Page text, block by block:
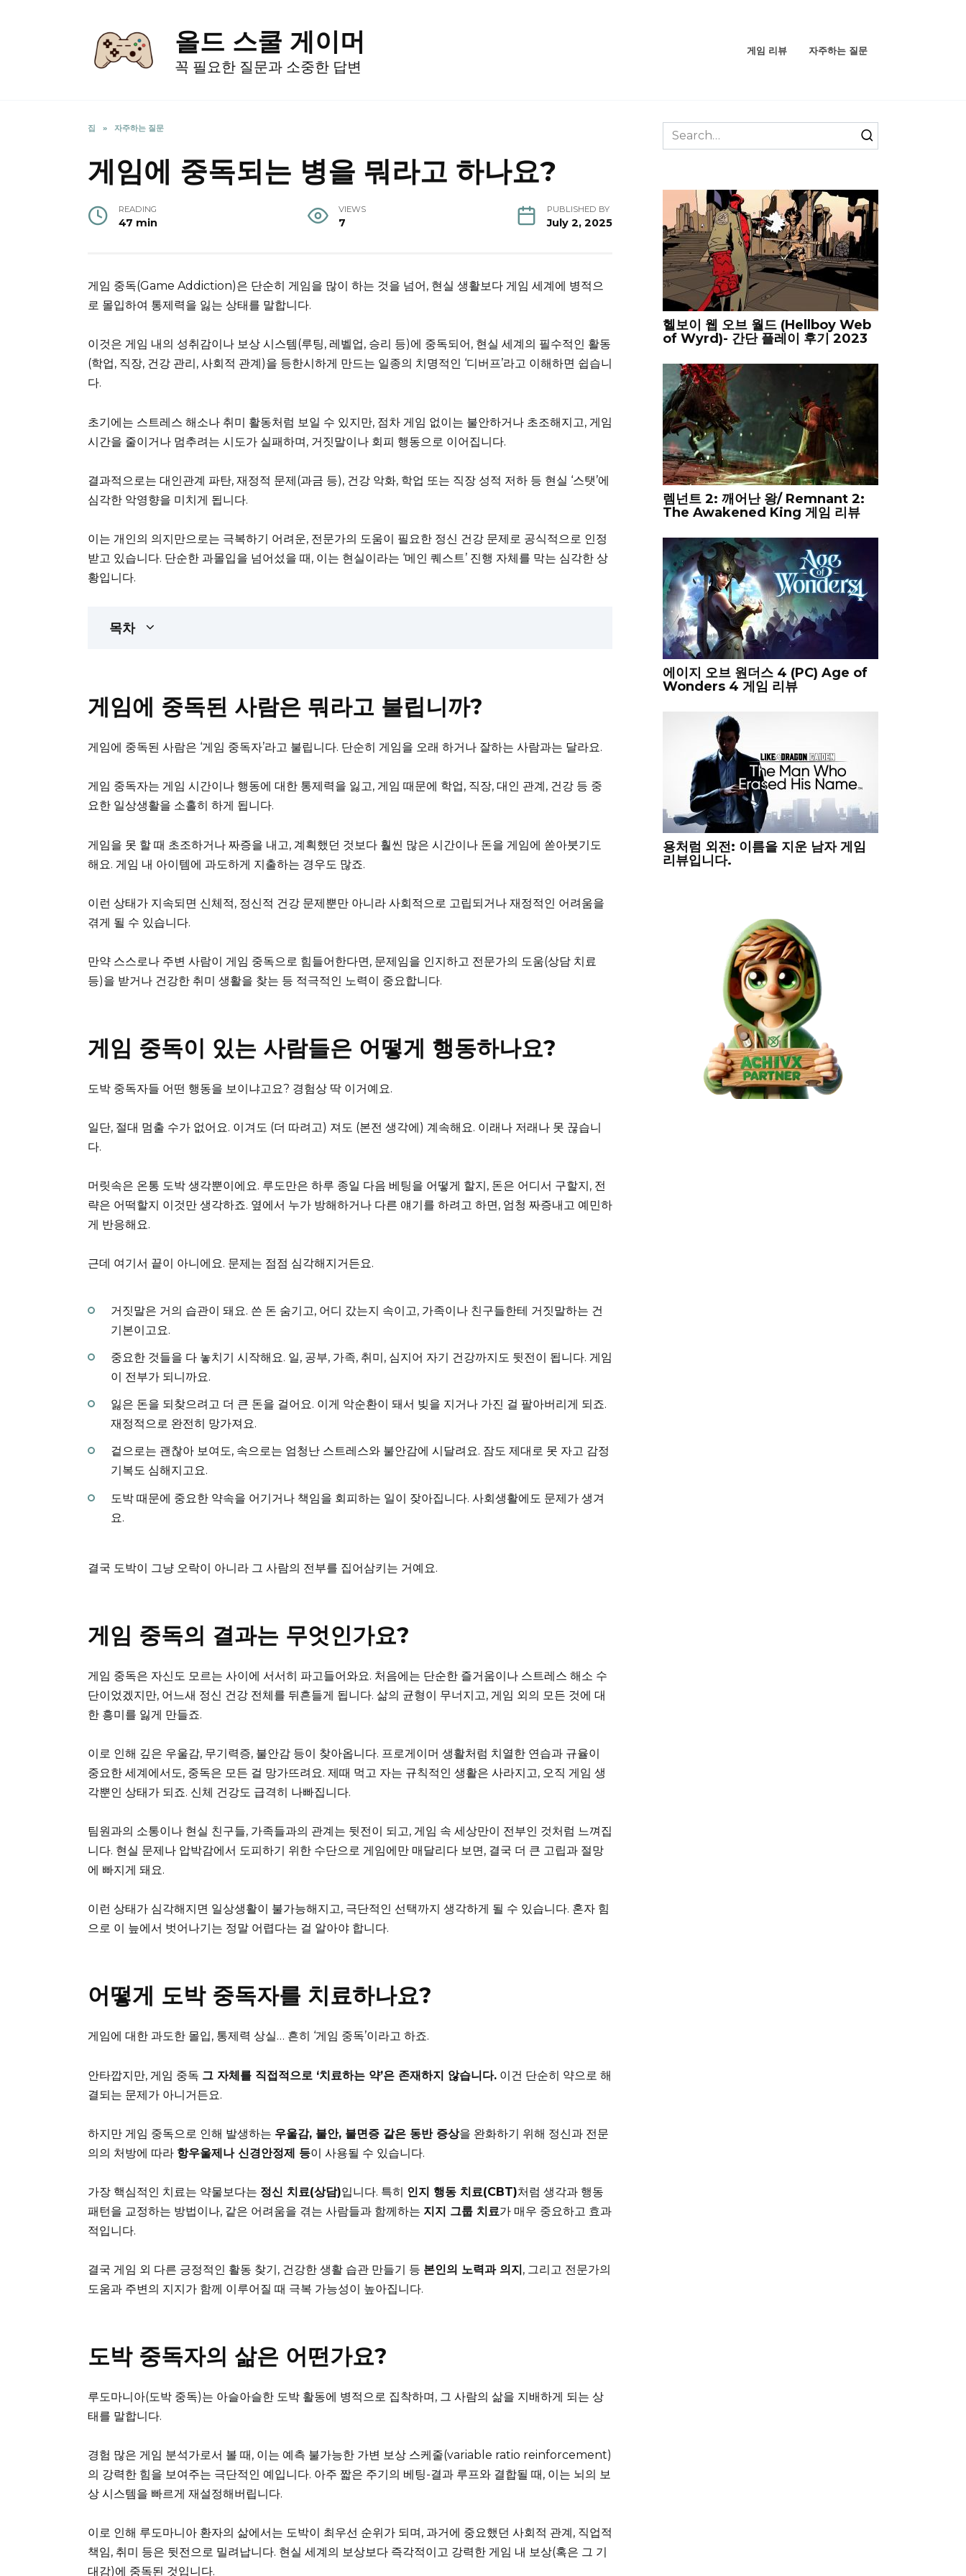
올드 스쿨 게이머
꼭 필요한 질문과 소중한 답변
게임 리뷰 자주하는 질문
집 » 자주하는 질문
게임에 중독되는 병을 뭐라고 하나요?
READING
47 min
VIEWS
7
PUBLISHED BY
July 2, 2025
게임 중독(Game Addiction)은 단순히 게임을 많이 하는 것을 넘어, 현실 생활보다 게임 세계에 병적으
로 몰입하여 통제력을 잃는 상태를 말합니다.
이것은 게임 내의 성취감이나 보상 시스템(루팅, 레벨업, 승리 등)에 중독되어, 현실 세계의 필수적인 활동
(학업, 직장, 건강 관리, 사회적 관계)을 등한시하게 만드는 일종의 치명적인 ‘디버프’라고 이해하면 쉽습니
다.
초기에는 스트레스 해소나 취미 활동처럼 보일 수 있지만, 점차 게임 없이는 불안하거나 초조해지고, 게임
시간을 줄이거나 멈추려는 시도가 실패하며, 거짓말이나 회피 행동으로 이어집니다.
결과적으로는 대인관계 파탄, 재정적 문제(과금 등), 건강 악화, 학업 또는 직장 성적 저하 등 현실 ‘스탯’에
심각한 악영향을 미치게 됩니다.
이는 개인의 의지만으로는 극복하기 어려운, 전문가의 도움이 필요한 정신 건강 문제로 공식적으로 인정
받고 있습니다. 단순한 과몰입을 넘어섰을 때, 이는 현실이라는 ‘메인 퀘스트’ 진행 자체를 막는 심각한 상
황입니다.
목차
게임에 중독된 사람은 뭐라고 불립니까?
게임에 중독된 사람은 ‘게임 중독자’라고 불립니다. 단순히 게임을 오래 하거나 잘하는 사람과는 달라요.
게임 중독자는 게임 시간이나 행동에 대한 통제력을 잃고, 게임 때문에 학업, 직장, 대인 관계, 건강 등 중
요한 일상생활을 소홀히 하게 됩니다.
게임을 못 할 때 초조하거나 짜증을 내고, 계획했던 것보다 훨씬 많은 시간이나 돈을 게임에 쏟아붓기도
해요. 게임 내 아이템에 과도하게 지출하는 경우도 많죠.
이런 상태가 지속되면 신체적, 정신적 건강 문제뿐만 아니라 사회적으로 고립되거나 재정적인 어려움을
겪게 될 수 있습니다.
만약 스스로나 주변 사람이 게임 중독으로 힘들어한다면, 문제임을 인지하고 전문가의 도움(상담 치료
등)을 받거나 건강한 취미 생활을 찾는 등 적극적인 노력이 중요합니다.
게임 중독이 있는 사람들은 어떻게 행동하나요?
도박 중독자들 어떤 행동을 보이냐고요? 경험상 딱 이거예요.
일단, 절대 멈출 수가 없어요. 이겨도 (더 따려고) 져도 (본전 생각에) 계속해요. 이래나 저래나 못 끊습니
다.
머릿속은 온통 도박 생각뿐이에요. 루도만은 하루 종일 다음 베팅을 어떻게 할지, 돈은 어디서 구할지, 전
략은 어떡할지 이것만 생각하죠. 옆에서 누가 방해하거나 다른 얘기를 하려고 하면, 엄청 짜증내고 예민하
게 반응해요.
근데 여기서 끝이 아니에요. 문제는 점점 심각해지거든요.
거짓말은 거의 습관이 돼요. 쓴 돈 숨기고, 어디 갔는지 속이고, 가족이나 친구들한테 거짓말하는 건
기본이고요.
중요한 것들을 다 놓치기 시작해요. 일, 공부, 가족, 취미, 심지어 자기 건강까지도 뒷전이 됩니다. 게임
이 전부가 되니까요.
잃은 돈을 되찾으려고 더 큰 돈을 걸어요. 이게 악순환이 돼서 빚을 지거나 가진 걸 팔아버리게 되죠.
재정적으로 완전히 망가져요.
겉으로는 괜찮아 보여도, 속으로는 엄청난 스트레스와 불안감에 시달려요. 잠도 제대로 못 자고 감정
기복도 심해지고요.
도박 때문에 중요한 약속을 어기거나 책임을 회피하는 일이 잦아집니다. 사회생활에도 문제가 생겨
요.
결국 도박이 그냥 오락이 아니라 그 사람의 전부를 집어삼키는 거예요.
게임 중독의 결과는 무엇인가요?
게임 중독은 자신도 모르는 사이에 서서히 파고들어와요. 처음에는 단순한 즐거움이나 스트레스 해소 수
단이었겠지만, 어느새 정신 건강 전체를 뒤흔들게 됩니다. 삶의 균형이 무너지고, 게임 외의 모든 것에 대
한 흥미를 잃게 만들죠.
이로 인해 깊은 우울감, 무기력증, 불안감 등이 찾아옵니다. 프로게이머 생활처럼 치열한 연습과 규율이
중요한 세계에서도, 중독은 모든 걸 망가뜨려요. 제때 먹고 자는 규칙적인 생활은 사라지고, 오직 게임 생
각뿐인 상태가 되죠. 신체 건강도 급격히 나빠집니다.
팀원과의 소통이나 현실 친구들, 가족들과의 관계는 뒷전이 되고, 게임 속 세상만이 전부인 것처럼 느껴집
니다. 현실 문제나 압박감에서 도피하기 위한 수단으로 게임에만 매달리다 보면, 결국 더 큰 고립과 절망
에 빠지게 돼요.
이런 상태가 심각해지면 일상생활이 불가능해지고, 극단적인 선택까지 생각하게 될 수 있습니다. 혼자 힘
으로 이 늪에서 벗어나기는 정말 어렵다는 걸 알아야 합니다.
어떻게 도박 중독자를 치료하나요?
게임에 대한 과도한 몰입, 통제력 상실… 흔히 ‘게임 중독’이라고 하죠.
안타깝지만, 게임 중독 그 자체를 직접적으로 ‘치료하는 약’은 존재하지 않습니다. 이건 단순히 약으로 해
결되는 문제가 아니거든요.
하지만 게임 중독으로 인해 발생하는 우울감, 불안, 불면증 같은 동반 증상을 완화하기 위해 정신과 전문
의의 처방에 따라 항우울제나 신경안정제 등이 사용될 수 있습니다.
가장 핵심적인 치료는 약물보다는 정신 치료(상담)입니다. 특히 인지 행동 치료(CBT)처럼 생각과 행동
패턴을 교정하는 방법이나, 같은 어려움을 겪는 사람들과 함께하는 지지 그룹 치료가 매우 중요하고 효과
적입니다.
결국 게임 외 다른 긍정적인 활동 찾기, 건강한 생활 습관 만들기 등 본인의 노력과 의지, 그리고 전문가의
도움과 주변의 지지가 함께 이루어질 때 극복 가능성이 높아집니다.
도박 중독자의 삶은 어떤가요?
루도마니아(도박 중독)는 아슬아슬한 도박 활동에 병적으로 집착하며, 그 사람의 삶을 지배하게 되는 상
태를 말합니다.
경험 많은 게임 분석가로서 볼 때, 이는 예측 불가능한 가변 보상 스케줄(variable ratio reinforcement)
의 강력한 힘을 보여주는 극단적인 예입니다. 아주 짧은 주기의 베팅-결과 루프와 결합될 때, 이는 뇌의 보
상 시스템을 빠르게 재설정해버립니다.
이로 인해 루도마니아 환자의 삶에서는 도박이 최우선 순위가 되며, 과거에 중요했던 사회적 관계, 직업적
책임, 취미 등은 뒷전으로 밀려납니다. 현실 세계의 보상보다 즉각적이고 강력한 게임 내 보상(혹은 그 기
대감)에 중독된 것입니다.
Search
for:
헬보이 웹 오브 월드 (Hellboy Web
of Wyrd)- 간단 플레이 후기 2023
렘넌트 2: 깨어난 왕/ Remnant 2:
The Awakened King 게임 리뷰
에이지 오브 원더스 4 (PC) Age of
Wonders 4 게임 리뷰
용처럼 외전: 이름을 지운 남자 게임
리뷰입니다.